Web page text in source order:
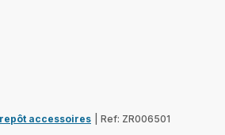
accessoires Ref: ZR006501